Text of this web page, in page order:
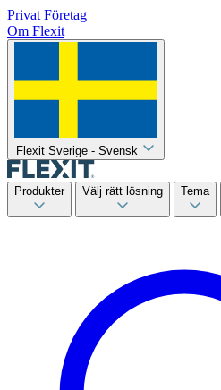
Privat Företag
Om Flexit
Flexit Sverige - Svensk
Produkter Välj rätt lösning Tema